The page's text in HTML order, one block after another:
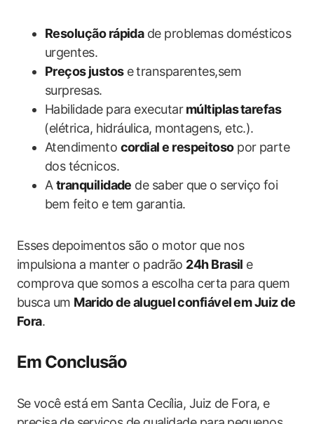
Resolução rápidade ​problemas domésticos
urgentes.
Preços ⁢justose⁢ transparentes,sem
surpresas.
Habilidade para executar⁤múltiplas⁣ tarefas
⁢(elétrica, hidráulica, montagens, etc.).
Atendimento cordial e respeitosopor parte
dos ‍técnicos.
Atranquilidade de saber que o serviço foi
bem feito ​e ‍tem garantia.
Esses depoimentos são o motor que ‍nos
impulsiona a manter o padrão 24h ‌Brasil e ​
comprova que somos a escolha certa para quem
busca ​um Marido de aluguel confiável⁢ em Juiz​ de
Fora.
Em Conclusão
Se⁣ você‍ está em​ Santa Cecília, Juiz de Fora, e